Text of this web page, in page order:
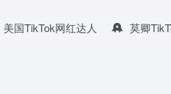
美国TikTok网红达人 莫卿